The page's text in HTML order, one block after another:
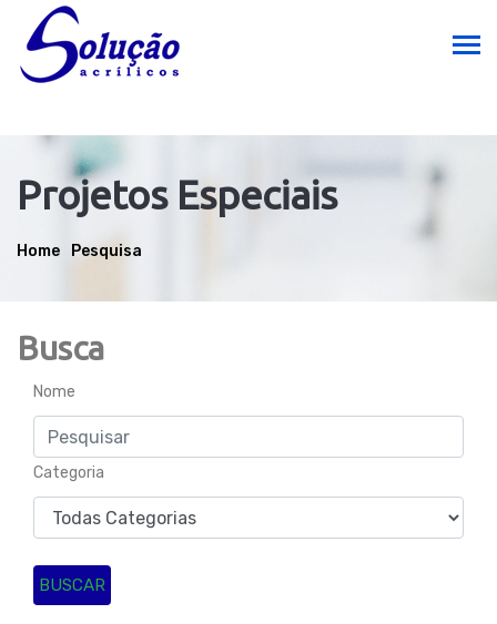
Projetos Especiais
Home Pesquisa
Busca
Nome
Categoria
BUSCAR